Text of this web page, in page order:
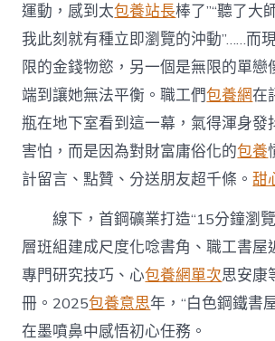
運動，感到太包養站長棒了”“聽了大
我此刻就有種立即瀏覽的沖動”……而
限的金錢物慾，另一個是無限的單戀
端到讓她無法平衡。職工們包養網在
瓶在地下室看到這一幕，氣得渾身發
害怕，而是因為對財富庸俗化的包養
計留言、點贊、分送朋友超千條。甜
線下，首鋼礦業打造“15分鐘瀏
層班組建成尺度化唸書角、職工書屋
專門研究技巧、心包養網單次思安康
冊。2025包養意思年，“白色鋼鐵書
在墨噴鼻中感悟初心任務。